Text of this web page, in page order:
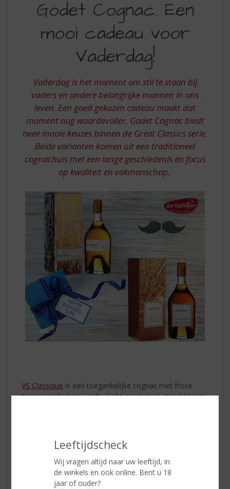
Leeftijdscheck
Wij vragen altijd naar uw leeftijd, in
de winkels en ook online. Bent u 18
jaar of ouder?
COGNAC.
EEN
VOOR
VADERDAG
Godet Cognac. Een
mooi cadeau voor
Vaderdag!
Vaderdag is het moment om stil te staan bij
vaders en andere belangrijke mannen in ons
leven. Een goed gekozen cadeau maakt dat
moment nog waardevoller. Godet Cognac biedt
twee mooie keuzes binnen de Great Classics serie.
Beide varianten komen uit een traditioneel
cognachuis met een lange geschiedenis en focus
op kwaliteit en vakmanschap.
VS Classique is een toegankelijke cognac met frisse
tonen van fruit en vanille. Licht en elegant, geschikt om
zachte tonen van honing, rijp fruit en een ronde
afdronk. Een klassieker voor wie net wat meer
complexiteit zoekt.
Beide varianten komen uit een traditioneel cognachuis